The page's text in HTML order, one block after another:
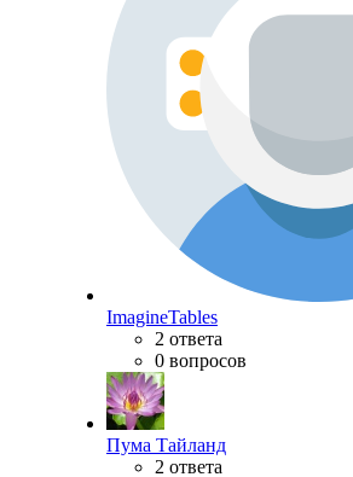
ImagineTables
2 ответа
0 вопросов
Пума Тайланд
2 ответа